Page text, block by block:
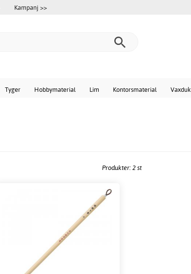
Kampanj >>
Tyger Hobbymaterial Lim Kontorsmaterial Vaxduk
Produkter: 2 st